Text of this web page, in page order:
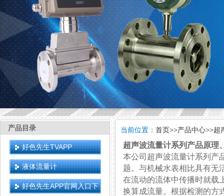
产品目录
好色先生TVAPP
液体流量计
好色先生APP官网入口下
当前位置： 首页>>产品中心>>超
超声波流量计系列产品原理
本公司超声波流量计系列产品
题。与机械水表相比具有无活
在流动的流体中传播时就载上
换算成流量。根据检测的方